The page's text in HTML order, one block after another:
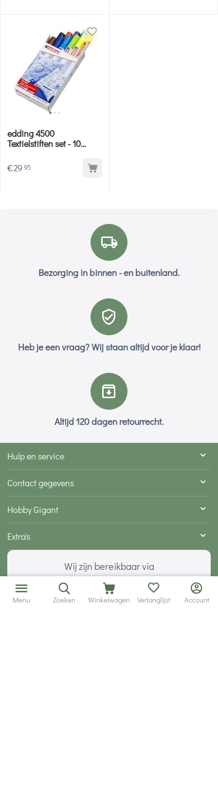
edding 4500
Textielstiften set - 10
€29 95
Bezorging in binnen - en buitenland.
Heb je een vraag? Wij staan altijd voor je klaar!
Altijd 120 dagen retourrecht.
Hulp en service
Contact gegevens
Hobby Gigant
Extra's
Wij zijn bereikbaar via
Menu Zoeken Winkelwagen Verlanglijst Account